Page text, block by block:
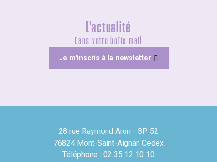
L'actualité
Dans votre boîte mail
Je m'inscris à la newsletter
28 rue Raymond Aron - BP 52
76824 Mont-Saint-Aignan Cedex
Téléphone : 02 35 12 10 10